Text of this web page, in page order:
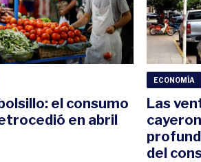
el consumo
en abril
ECONOMÍA
Las
del